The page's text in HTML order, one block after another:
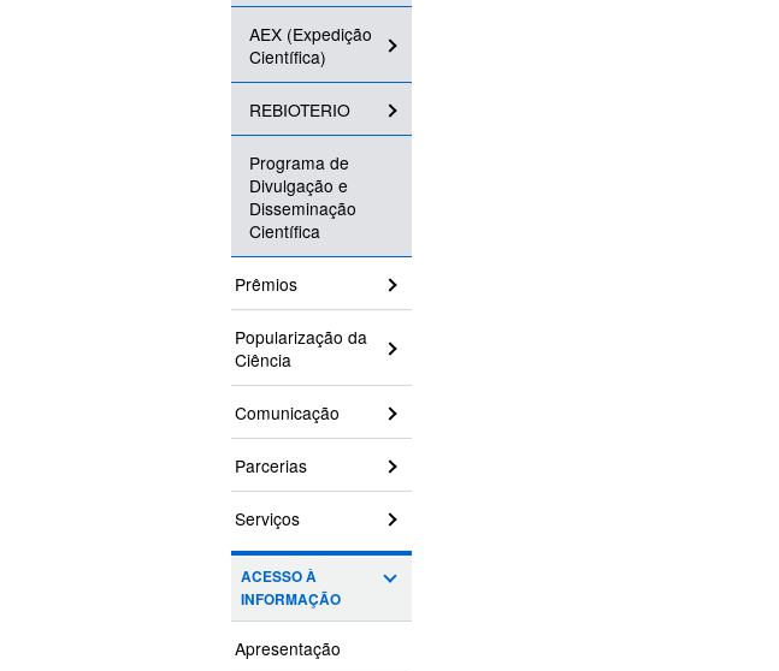
AEX (Expedição
Científica)
REBIOTERIO
Programa de
Divulgação e
Disseminação
Científica
Prêmios
Popularização da
Ciência
Comunicação
Parcerias
Serviços
ACESSO À
INFORMAÇÃO
Apresentação